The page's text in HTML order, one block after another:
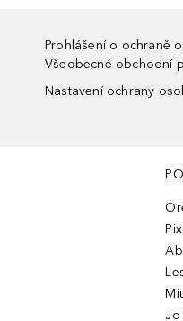
Prohlášení o ochraně
Všeobecné obchodní
Nastavení ochrany
Jo